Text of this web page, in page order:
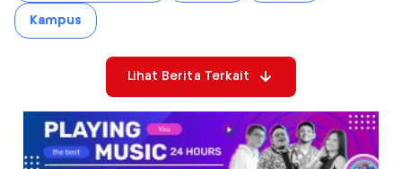
Kampus
Lihat Berita Terkait